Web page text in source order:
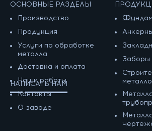
ОСНОВНЫЕ РАЗДЕЛЫ
Производство
Продукция
Услуги по обработке
металла
Доставка и оплата
Наши работы
Контакты
О заводе
Заборы
НАПИСАТЬ НАМ